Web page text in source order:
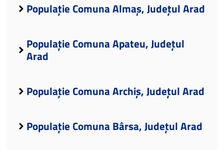
Populație Comuna Almaș, Județul Arad
Populație Comuna Apateu, Județul
Arad
Populație Comuna Archiș, Județul Arad
Populație Comuna Bârsa, Județul Arad